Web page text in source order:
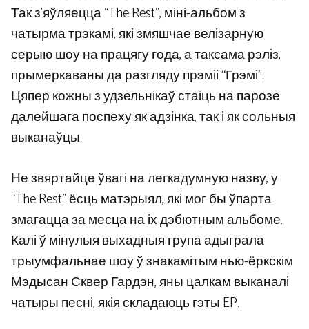
Так з’яўляецца “The Rest”, міні-альбом з
чатырма трэкамі, які змяшчае велізарную
серыю шоу на працягу года, а таксама рэліз,
прымеркаваны да разгляду прэміі “Грэмі”.
Цяпер кожны з удзельнікаў стаіць на парозе
далейшага поспеху як адзінка, так і як сольныя
выканаўцы.
Не звяртайце ўвагі на легкадумную назву, у
“The Rest” ёсць матэрыял, які мог бы ўпарта
змагацца за месца на іх дэбютным альбоме.
Калі ў мінулыя выхадныя група адыграла
трыумфальнае шоу ў знакамітым нью-ёркскім
Мэдысан Сквер Гардэн, яны цалкам выканалі
чатыры песні, якія складаюць гэты EP.